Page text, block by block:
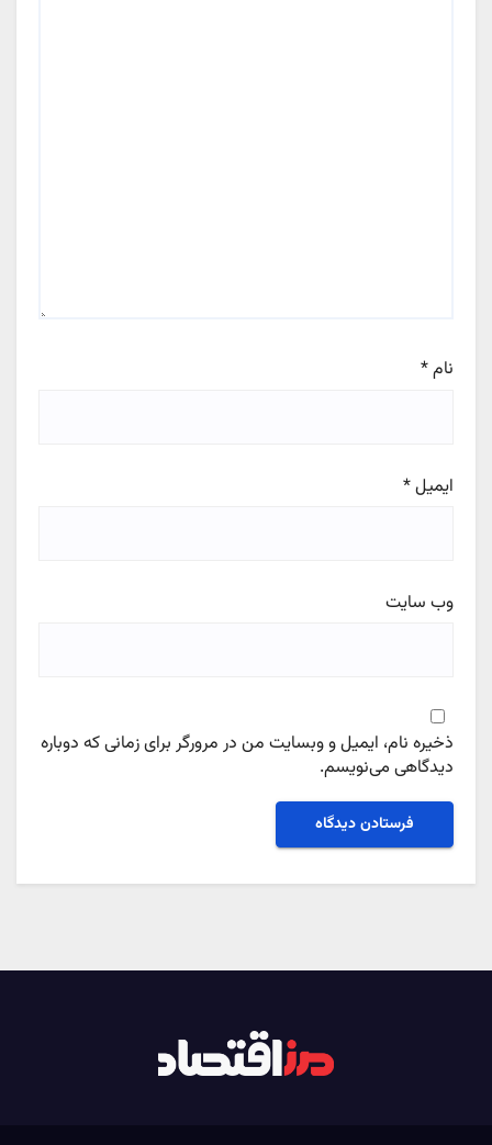
نام*
ایمیل*
وب‌ سایت
ذخیره نام، ایمیل و وبسایت من در مرورگر برای زمانی که دوباره
دیدگاهی می‌نویسم.